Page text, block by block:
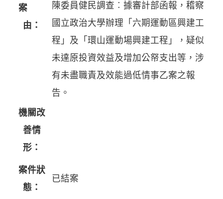
案
由：
陳委員健民調查︰據審計部函報，稽察
國立政治大學辦理「六期運動區興建工
程」及「環山運動場興建工程」，疑似
未達原投資效益及增加公帑支出等，涉
有未盡職責及效能過低情事乙案之報
告。
機關改
善情
形：
案件狀
態：
已結案